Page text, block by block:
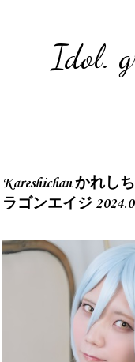
Idol.
Kareshichan かれし
ラゴンエイジ